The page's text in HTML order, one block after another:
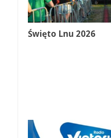
Święto Lnu 2026